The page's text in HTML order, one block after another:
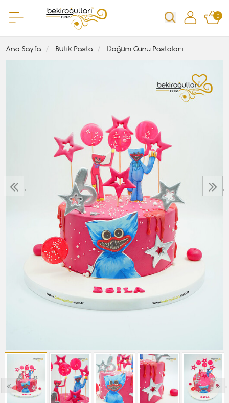
0
Ana Sayfa Butik Pasta Doğum Günü Pastaları
‹ ›
‹ ›